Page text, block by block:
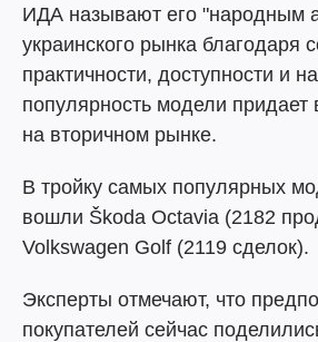
ИДА называют его "народным
украинского рынка благодаря
практичности, доступности и
популярность модели придает
на вторичном рынке.
В тройку самых популярных
вошли Škoda Octavia (2182
Volkswagen Golf (2119 сделок).
Эксперты отмечают, что
покупателей сейчас